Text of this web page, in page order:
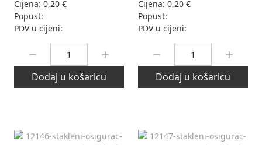
Cijena: 0,20 €
Popust:
PDV u cijeni:
Dodaj u košaricu
Cijena: 0,20 €
Popust:
PDV u cijeni:
Dodaj u košaricu